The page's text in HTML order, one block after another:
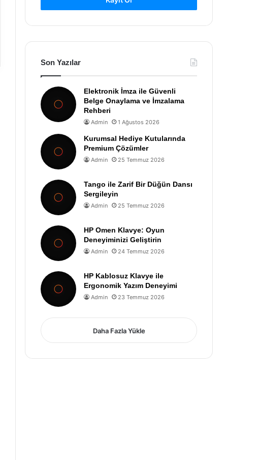
Son Yazılar
Elektronik İmza ile Güvenli
Belge Onaylama ve İmzalama
Rehberi
Admin 1 Ağustos 2026
Kurumsal Hediye Kutularında
Premium Çözümler
Admin 25 Temmuz 2026
Tango ile Zarif Bir Düğün Dansı
Sergileyin
Admin 25 Temmuz 2026
HP Omen Klavye: Oyun
Deneyiminizi Geliştirin
Admin 24 Temmuz 2026
HP Kablosuz Klavye ile
Ergonomik Yazım Deneyimi
Admin 23 Temmuz 2026
Daha Fazla Yükle